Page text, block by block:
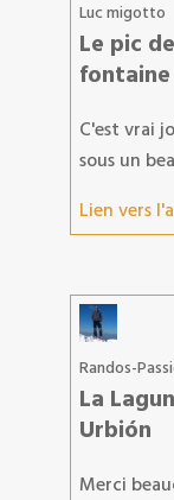
Luc migotto
Le pic
fontaine
C'est vrai
sous un
Lien vers
Randos-
La
Urbión
Merci